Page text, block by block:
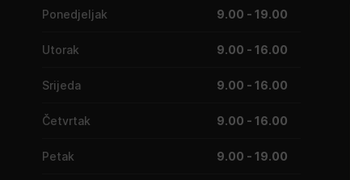
Ponedjeljak 9.00 - 19.00
Utorak 9.00 - 16.00
Srijeda 9.00 - 16.00
Četvrtak 9.00 - 16.00
Petak 9.00 - 19.00